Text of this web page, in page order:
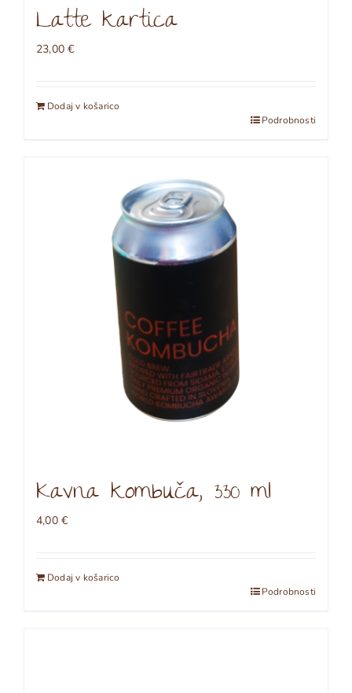
Latte kartica
23,00€
Dodaj v košarico
Podrobnosti
Kavna kombuča, 330 ml
4,00€
Dodaj v košarico
Podrobnosti